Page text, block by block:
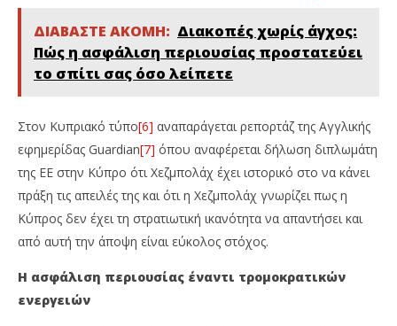
ΔΙΑΒΑΣΤΕ ΑΚΟΜΗ: Διακοπές χωρίς άγχος:
Πώς η ασφάλιση περιουσίας προστατεύει
το σπίτι σας όσο λείπετε
Στον Κυπριακό τύπο[6] αναπαράγεται ρεπορτάζ της Αγγλικής
εφημερίδας Guardian[7] όπου αναφέρεται δήλωση διπλωμάτη
της ΕΕ στην Κύπρο ότι Χεζμπολάχ έχει ιστορικό στο να κάνει
πράξη τις απειλές της και ότι η Χεζμπολάχ γνωρίζει πως η
Κύπρος δεν έχει τη στρατιωτική ικανότητα να απαντήσει και
από αυτή την άποψη είναι εύκολος στόχος.
Η ασφάλιση περιουσίας έναντι τρομοκρατικών
ενεργειών